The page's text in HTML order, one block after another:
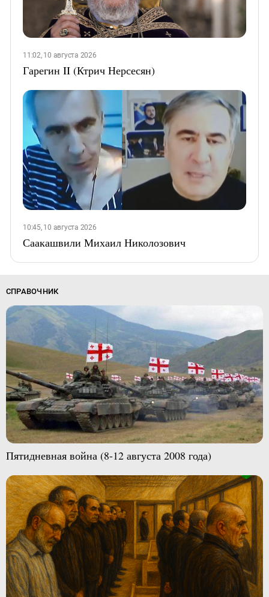
11:02, 10 августа 2026
Гарегин II (Ктрич Нерсесян)
10:45, 10 августа 2026
Саакашвили Михаил Николозович
СПРАВОЧНИК
Пятидневная война (8-12 августа 2008 года)